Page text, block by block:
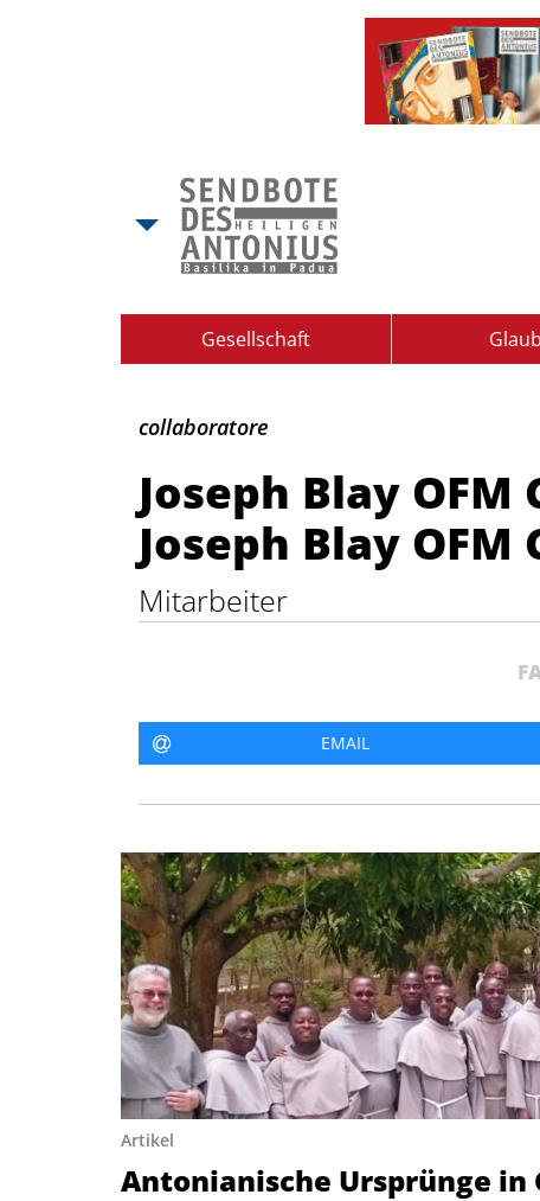
Gesellschaft
Joseph
Blay
OFM
Conv.
collaboratore
Joseph Blay OFM
Joseph Blay OFM
Mitarbeiter
EMAIL
Artikel
Antonianische Ursprünge in